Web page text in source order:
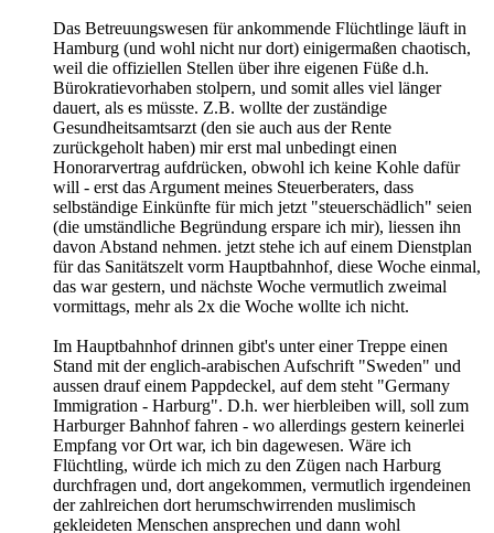
Das Betreuungswesen für ankommende Flüchtlinge läuft in
Hamburg (und wohl nicht nur dort) einigermaßen chaotisch,
weil die offiziellen Stellen über ihre eigenen Füße d.h.
Bürokratievorhaben stolpern, und somit alles viel länger
dauert, als es müsste. Z.B. wollte der zuständige
Gesundheitsamtsarzt (den sie auch aus der Rente
zurückgeholt haben) mir erst mal unbedingt einen
Honorarvertrag aufdrücken, obwohl ich keine Kohle dafür
will - erst das Argument meines Steuerberaters, dass
selbständige Einkünfte für mich jetzt "steuerschädlich" seien
(die umständliche Begründung erspare ich mir), liessen ihn
davon Abstand nehmen. jetzt stehe ich auf einem Dienstplan
für das Sanitätszelt vorm Hauptbahnhof, diese Woche einmal,
das war gestern, und nächste Woche vermutlich zweimal
vormittags, mehr als 2x die Woche wollte ich nicht.
Im Hauptbahnhof drinnen gibt's unter einer Treppe einen
Stand mit der englich-arabischen Aufschrift "Sweden" und
aussen drauf einem Pappdeckel, auf dem steht "Germany
Immigration - Harburg". D.h. wer hierbleiben will, soll zum
Harburger Bahnhof fahren - wo allerdings gestern keinerlei
Empfang vor Ort war, ich bin dagewesen. Wäre ich
Flüchtling, würde ich mich zu den Zügen nach Harburg
durchfragen und, dort angekommen, vermutlich irgendeinen
der zahlreichen dort herumschwirrenden muslimisch
gekleideten Menschen ansprechen und dann wohl